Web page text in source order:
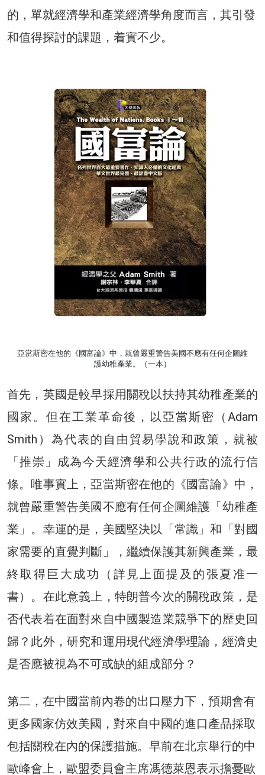
的，單就經濟學和產業經濟學角度而言，其引發
和值得探討的課題，着實不少。
亞當斯密在他的《國富論》中，就曾嚴重警告美國不應有任何企圖維
護幼稚產業。（一本）
首先，英國是較早採用關稅以扶持其幼稚產業的
國家。但在工業革命後，以亞當斯密（Adam
Smith）為代表的自由貿易學說和政策，就被
「推崇」成為今天經濟學和公共行政的流行信
條。唯事實上，亞當斯密在他的《國富論》中，
就曾嚴重警告美國不應有任何企圖維護「幼稚產
業」。幸運的是，美國堅決以「常識」和「對國
家需要的直覺判斷」，繼續保護其新興產業，最
終取得巨大成功（詳見上面提及的張夏准一
書）。在此意義上，特朗普今次的關稅政策，是
否代表着在面對來自中國製造業競爭下的歷史回
歸？此外，研究和運用現代經濟學理論，經濟史
是否應被視為不可或缺的組成部分？
第二，在中國當前內卷的出口壓力下，預期會有
更多國家仿效美國，對來自中國的進口產品採取
包括關稅在內的保護措施。早前在北京舉行的中
歐峰會上，歐盟委員會主席馮德萊恩表示擔憂歐